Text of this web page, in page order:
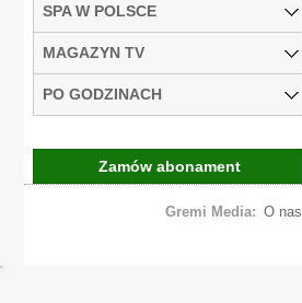
SPA W POLSCE
MAGAZYN TV
PO GODZINACH
Zamów abonament
Gremi Media: O nas